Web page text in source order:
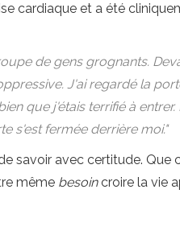
cardiaque et a été
de gens grognants.
J'ai regardé la
que j'étais terrifié à entrer.
s'est fermée derrière moi."
savoir avec certitude. Que
même besoincroire la vie